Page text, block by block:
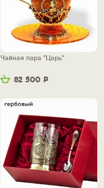
82 500 Р
Чайная пара "Царь"